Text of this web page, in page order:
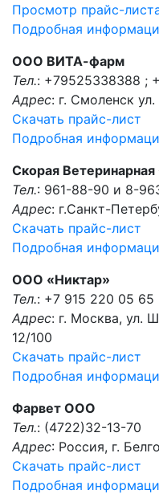
Просмотр прайс-
Подробная
ООО ВИТА-фарм
Тел.: +79525338388 ;
Адрес: г. Смоленск
Скачать прайс-лист
Подробная
Скорая
Тел.: 961-88-90 и 8-
Адрес: г.Санкт-
Скачать прайс-лист
Подробная
ООО «Никтар»
Тел.: +7 915 220 05 65
Адрес: г. Москва, ул.
12/100
Скачать прайс-лист
Подробная
Фарвет ООО
Тел.: (4722)32-13-70
Адрес: Россия, г.
Скачать прайс-лист
Подробная